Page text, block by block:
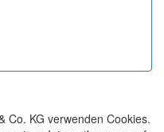
Co. KG verwenden Cookies.